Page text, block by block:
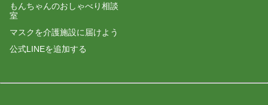
もんちゃんのおしゃべり相談
室
マスクを介護施設に届けよう
公式LINEを追加する